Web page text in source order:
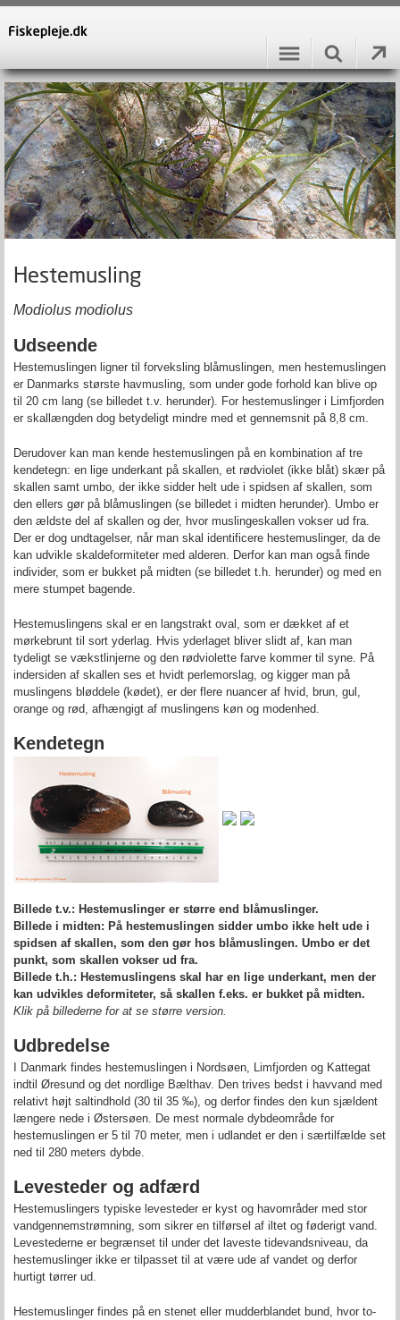
Hestemusling
Modiolus modiolus
Udseende
Hestemuslingen ligner til forveksling blåmuslingen, men hestemuslingen
er Danmarks største havmusling, som under gode forhold kan blive op
til 20 cm lang (se billedet t.v. herunder). For hestemuslinger i Limfjorden
er skallængden dog betydeligt mindre med et gennemsnit på 8,8 cm.
Derudover kan man kende hestemuslingen på en kombination af tre
kendetegn: en lige underkant på skallen, et rødviolet (ikke blåt) skær på
skallen samt umbo, der ikke sidder helt ude i spidsen af skallen, som
den ellers gør på blåmuslingen (se billedet i midten herunder). Umbo er
den ældste del af skallen og der, hvor muslingeskallen vokser ud fra.
Der er dog undtagelser, når man skal identificere hestemuslinger, da de
kan udvikle skaldeformiteter med alderen. Derfor kan man også finde
individer, som er bukket på midten (se billedet t.h. herunder) og med en
mere stumpet bagende.
Hestemuslingens skal er en langstrakt oval, som er dækket af et
mørkebrunt til sort yderlag. Hvis yderlaget bliver slidt af, kan man
tydeligt se vækstlinjerne og den rødviolette farve kommer til syne. På
indersiden af skallen ses et hvidt perlemorslag, og kigger man på
muslingens bløddele (kødet), er der flere nuancer af hvid, brun, gul,
orange og rød, afhængigt af muslingens køn og modenhed.
Kendetegn
Billede t.v.: Hestemuslinger er større end blåmuslinger.
Billede i midten: På hestemuslingen sidder umbo ikke helt ude i
spidsen af skallen, som den gør hos blåmuslingen. Umbo er det
punkt, som skallen vokser ud fra.
Billede t.h.: Hestemuslingens skal har en lige underkant, men der
kan udvikles deformiteter, så skallen f.eks. er bukket på midten.
Klik på billederne for at se større version.
Udbredelse
I Danmark findes hestemuslingen i Nordsøen, Limfjorden og Kattegat
indtil Øresund og det nordlige Bælthav. Den trives bedst i havvand med
relativt højt saltindhold (30 til 35 ‰), og derfor findes den kun sjældent
længere nede i Østersøen. De mest normale dybdeområde for
hestemuslingen er 5 til 70 meter, men i udlandet er den i særtilfælde set
ned til 280 meters dybde.
Levesteder og adfærd
Hestemuslingers typiske levesteder er kyst og havområder med stor
vandgennemstrømning, som sikrer en tilførsel af iltet og føderigt vand.
Levestederne er begrænset til under det laveste tidevandsniveau, da
hestemuslinger ikke er tilpasset til at være ude af vandet og derfor
hurtigt tørrer ud.
Hestemuslinger findes på en stenet eller mudderblandet bund, hvor to-